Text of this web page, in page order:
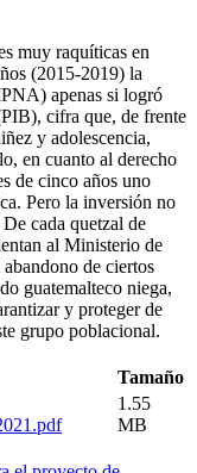
muy raquíticas en
(2015-2019) la
apenas si logró
cifra que, de frente
y adolescencia,
en cuanto al derecho
de cinco años uno
Pero la inversión no
cada quetzal de
al Ministerio de
de ciertos
guatemalteco niega,
y proteger de
grupo poblacional.
Tamaño
1.55
MB